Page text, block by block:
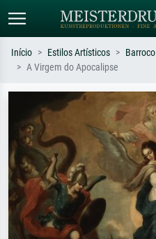
Pesquise por artista, título ou estilo –
ex: Monet, Noite Estrelada,
impressionismo, onda de Hokusai, nu.
Início Estilos Artísticos Barroco
A Virgem do Apocalipse